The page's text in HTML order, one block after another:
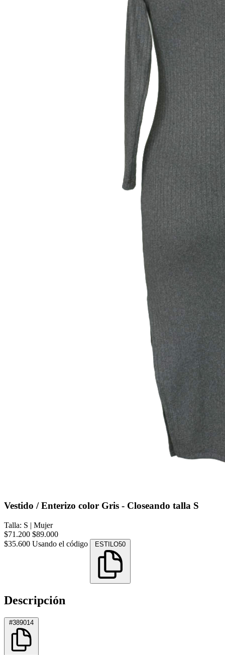
Vestido / Enterizo color Gris - Closeando talla S
Talla: S | Mujer
$71.200 $89.000
$35.600 Usando el código ESTILO50
Descripción
#389014